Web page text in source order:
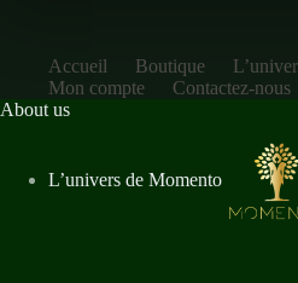
Accueil Boutique
Mon compte
Contactez-nous
About us
L’univers de Momento